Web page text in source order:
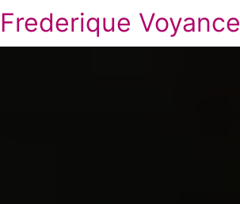
Frederique Voyance